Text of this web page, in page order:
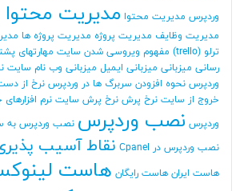
وردپرس مدیریت محتوا مدیریت
مدیریت وظایف مدیریت پروژه مدیریت پروژه ها
ترلو (trello)
مفهوم ویروسی شدن سایت مهارتهای
رسانی میزبانی میزبانی ایمیل میزبانی وب نام سایت
وردپرس نحوه افزودن سربرگ ها در وردپرس نرخ از
خروج از سایت نرخ پرش نرخ پرش سایت نرم
وردپرس نصب وردپرس نصب وردپرس به
نصب وردپرس در Cpanel
نقاط آسیب
هاست ایران هاست رایگان هاست